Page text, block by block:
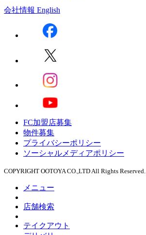
会社情報 English
FC加盟店募集
物件募集
プライバシーポリシー
ソーシャルメディアポリシー
COPYRIGHT OOTOYA CO.,LTD All Rights Reserved.
メニュー
店舗検索
テイクアウト